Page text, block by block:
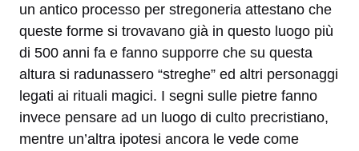
un antico processo per stregoneria attestano che
queste forme si trovavano già in questo luogo più
di 500 anni fa e fanno supporre che su questa
altura si radunassero “streghe” ed altri personaggi
legati ai rituali magici. I segni sulle pietre fanno
invece pensare ad un luogo di culto precristiano,
mentre un’altra ipotesi ancora le vede come